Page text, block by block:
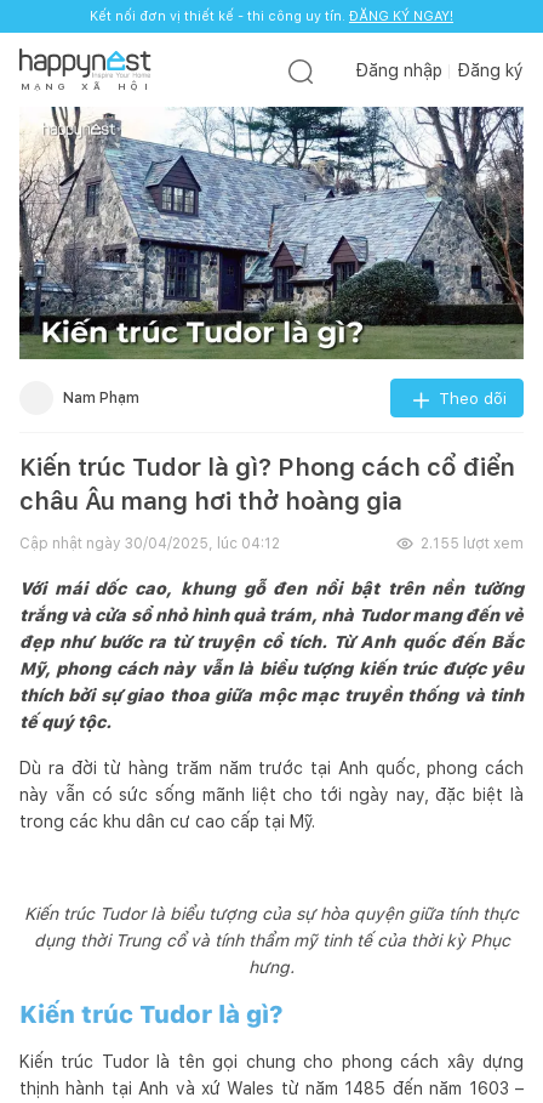
Kết nối đơn vị thiết kế - thi công uy tín. ĐĂNG KÝ NGAY!
M Ạ N G X Ã H Ộ I
Đăng nhập Đăng ký
Nam Phạm Theo dõi
Kiến trúc Tudor là gì? Phong cách cổ điển
châu Âu mang hơi thở hoàng gia
Cập nhật ngày 30/04/2025, lúc 04:12 2.155 lượt xem
Với mái dốc cao, khung gỗ đen nổi bật trên nền tường
trắng và cửa sổ nhỏ hình quả trám, nhà Tudor mang đến vẻ
đẹp như bước ra từ truyện cổ tích. Từ Anh quốc đến Bắc
Mỹ, phong cách này vẫn là biểu tượng kiến trúc được yêu
thích bởi sự giao thoa giữa mộc mạc truyền thống và tinh
tế quý tộc.
Dù ra đời từ hàng trăm năm trước tại Anh quốc, phong cách
này vẫn có sức sống mãnh liệt cho tới ngày nay, đặc biệt là
trong các khu dân cư cao cấp tại Mỹ.
Kiến trúc Tudor là biểu tượng của sự hòa quyện giữa tính thực
dụng thời Trung cổ và tính thẩm mỹ tinh tế của thời kỳ Phục
hưng.
Kiến trúc Tudor là gì?
Kiến trúc Tudor là tên gọi chung cho phong cách xây dựng
thịnh hành tại Anh và xứ Wales từ năm 1485 đến năm 1603 –